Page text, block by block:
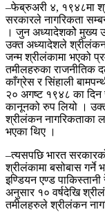
–फेब्रुअरी ४, १९४८मा
सरकारले नागरिकता
। जुन अध्यादेशकोे मुख्य
उक्त अध्यादेशले श्रीलंकन
जन्म श्रीलंकामा भएको
तमीलहरुका राजनीतिक
काँग्रेस र सिंहाली
२० अगष्ट १९४८ का दिन
कानूनको रुप लियो ।
श्रीलंकन नागरिकताका
भएका थिए ।
–त्यसपछि भारत
श्रीलंकामा बसोबास गर्ने
इण्डियन एण्ड
अनुसार १० वर्षदेखि
तमीलहरुले श्रीलंकन